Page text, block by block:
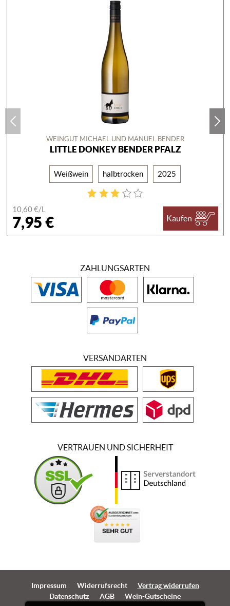
WEINGUT MICHAEL UND MANUEL BENDER
LITTLE DONKEY BENDER PFALZ
Weißwein halbtrocken 2025
10,60 €/L
7,95 € Kaufen
ZAHLUNGSARTEN
VERSANDARTEN
VERTRAUEN UND SICHERHEIT
Impressum Widerrufsrecht
Vertrag widerrufen
Datenschutz
AGB Wein-Gutscheine